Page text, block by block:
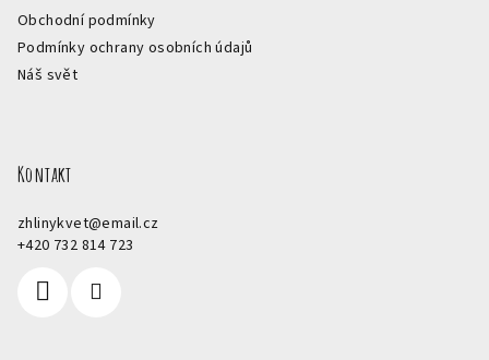
Obchodní podmínky
Podmínky ochrany osobních údajů
Náš svět
Kontakt
zhlinykvet@email.cz
+420 732 814 723